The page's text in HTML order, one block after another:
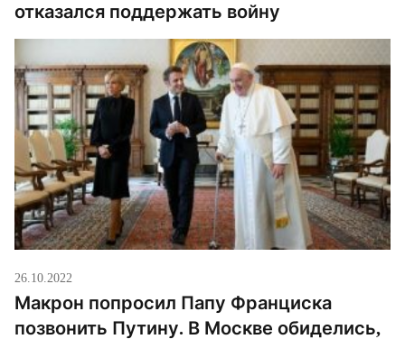
отказался поддержать войну
26.10.2022
Макрон попросил Папу Франциска
позвонить Путину. В Москве обиделись,